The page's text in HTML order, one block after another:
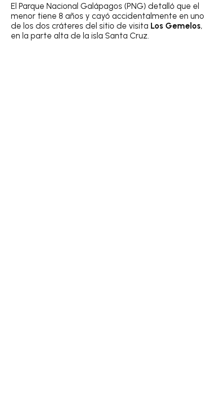
El Parque Nacional Galápagos (PNG) detalló que el
menor tiene 8 años y cayó accidentalmente en uno
de los dos cráteres del sitio de visita Los Gemelos,
en la parte alta de la isla Santa Cruz.